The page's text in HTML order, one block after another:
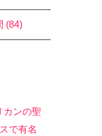
(84)
カンの聖
で有名